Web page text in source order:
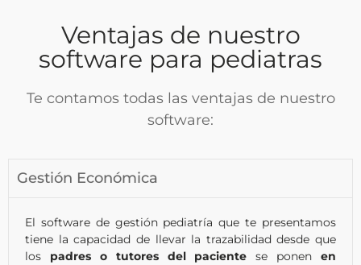
Ventajas de nuestro
software para pediatras
Te contamos todas las ventajas de nuestro
software:
Gestión Económica
El software de gestión pediatría que te presentamos
tiene la capacidad de llevar la trazabilidad desde que
los padres o tutores del paciente se ponen en